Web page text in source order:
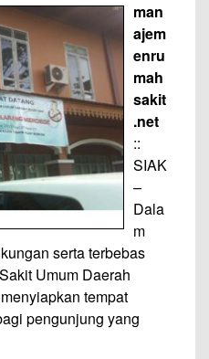
man
ajem
enru
mah
sakit
.net
::
SIAK
–
Dala
m
serta terbebas
Umum Daerah
tempat
pengunjung yang